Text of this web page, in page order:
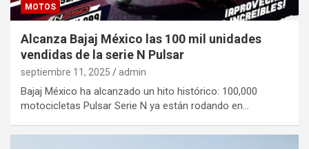
MOTOS
Alcanza Bajaj México las 100 mil unidades
vendidas de la serie N Pulsar
septiembre 11, 2025 admin
Bajaj México ha alcanzado un hito histórico: 100,000
motocicletas Pulsar Serie N ya están rodando en…